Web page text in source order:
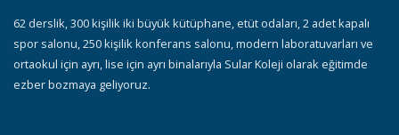
62 derslik, 300 kişilik iki büyük kütüphane, etüt odaları, 2 adet kapalı
spor salonu, 250 kişilik konferans salonu, modern laboratuvarları ve
ortaokul için ayrı, lise için ayrı binalarıyla Sular Koleji olarak eğitimde
ezber bozmaya geliyoruz.